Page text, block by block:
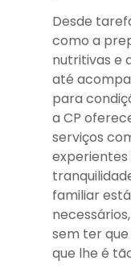
Desde
como a
nutritivas e
até
para
a CP
serviços
experientes
familiar
sem ter
que lhe é